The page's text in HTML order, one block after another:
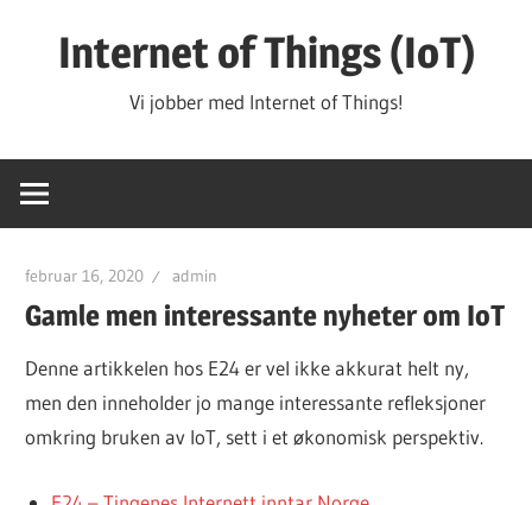
Internet of Things (IoT)
Vi jobber med Internet of Things!
februar 16, 2020 admin
Gamle men interessante nyheter om IoT
Denne artikkelen hos E24 er vel ikke akkurat helt ny,
men den inneholder jo mange interessante refleksjoner
omkring bruken av IoT, sett i et økonomisk perspektiv.